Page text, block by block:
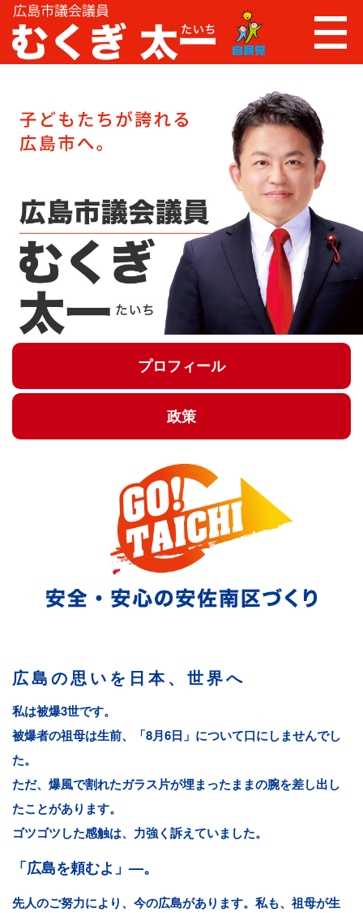
プロフィール
政策
広島の思いを日本、世界へ
私は被爆3世です。
被爆者の祖母は生前、「8月6日」について口にしませんでし
た。
ただ、爆風で割れたガラス片が埋まったままの腕を差し出し
たことがあります。
ゴツゴツした感触は、力強く訴えていました。
「広島を頼むよ」—。
先人のご努力により、今の広島があります。私も、祖母が生